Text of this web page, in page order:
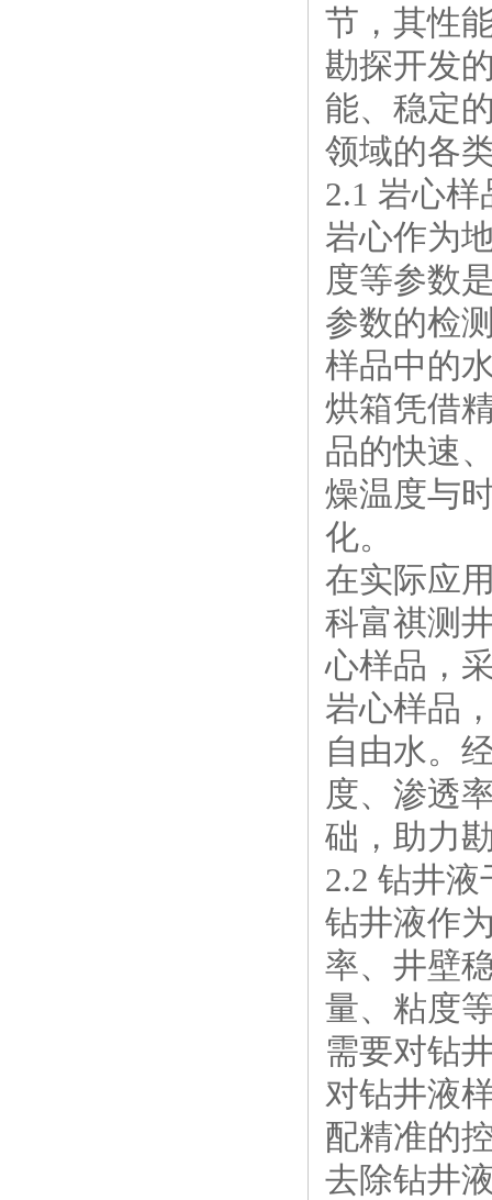
节，其性
勘探开发
能、稳定
领域的各
2.1 岩心
岩心作为
度等参数
参数的检
样品中的
烘箱凭借
品的快速
燥温度与
化。
在实际应
科富祺测
心样品，
岩心样品
自由水。
度、渗透
础，助力
2.2 钻井
钻井液作
率、井壁
量、粘度
需要对钻
对钻井液
配精准的
去除钻井